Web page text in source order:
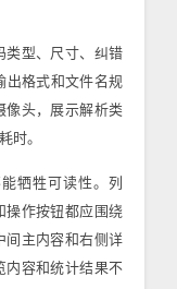
类型、尺寸、纠错
出格式和文件名规
像头，展示解析类
时。
牺牲可读性。列
操作按钮都应围绕
间主内容和右侧详
内容和统计结果不